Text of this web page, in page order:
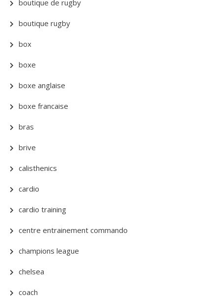
boutique de rugby
boutique rugby
box
boxe
boxe anglaise
boxe francaise
bras
brive
calisthenics
cardio
cardio training
centre entrainement commando
champions league
chelsea
coach